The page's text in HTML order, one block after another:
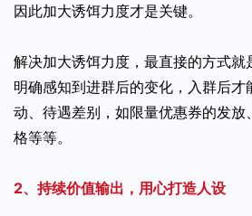
因此加大诱饵力度才是关键。
解决加大诱饵力度，最直接的方式就
明确感知到进群后的变化，入群后才
动、待遇差别，如限量优惠券的发放
格等等。
2、持续价值输出，用心打造人设